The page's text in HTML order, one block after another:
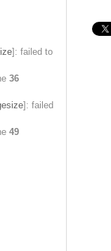
]: failed to
36
]: failed
49